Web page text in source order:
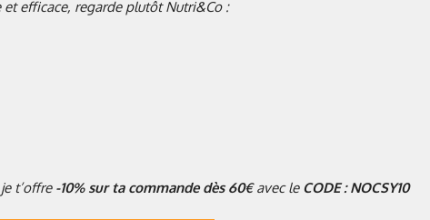
efficace, regarde plutôt Nutri&Co :
t’offre -10% sur ta commande dès 60€avec le CODE : NOCSY10